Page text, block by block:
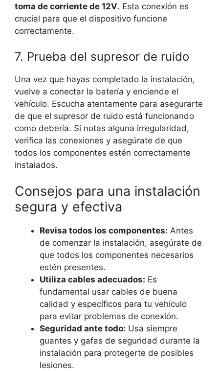
toma de corriente de 12V. Esta conexión es
crucial para que el dispositivo funcione
correctamente.
7. Prueba del supresor de ruido
Una vez que hayas completado la instalación,
vuelve a conectar la batería y enciende el
vehículo. Escucha atentamente para asegurarte
de que el supresor de ruido está funcionando
como debería. Si notas alguna irregularidad,
verifica las conexiones y asegúrate de que
todos los componentes estén correctamente
instalados.
Consejos para una instalación
segura y efectiva
Revisa todos los componentes: Antes
de comenzar la instalación, asegúrate de
que todos los componentes necesarios
estén presentes.
Utiliza cables adecuados: Es
fundamental usar cables de buena
calidad y específicos para tu vehículo
para evitar problemas de conexión.
Seguridad ante todo: Usa siempre
guantes y gafas de seguridad durante la
instalación para protegerte de posibles
lesiones.